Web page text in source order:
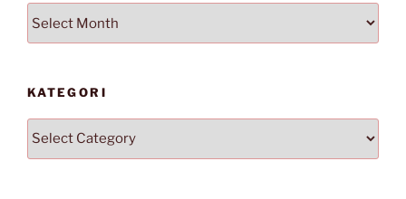
KATEGORI
Kategori